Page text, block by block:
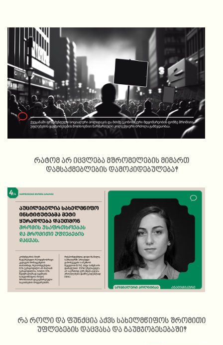
რატომ არ იცვლება მშრომელების მიმართ
დამსაქმებლების დამოკიდებულება?
რა როლი და ფუნქცია აქვს სახელმწიფოს შრომითი
უფლებების დაცვასა და გაუმჯობესებაში?